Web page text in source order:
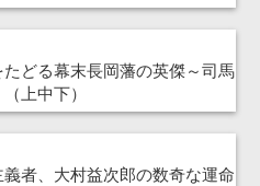
どる幕末長岡藩の英傑～司馬
上中下）
者、大村益次郎の数奇な運命